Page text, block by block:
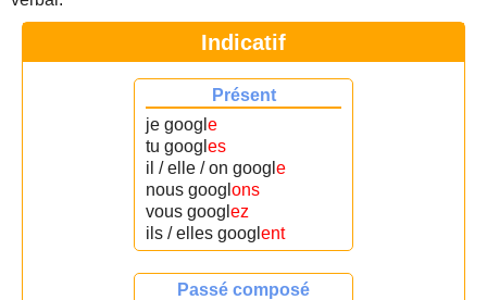
Indicatif
Présent
je googl e
tu googl es
il / elle / on googl e
nous googl ons
vous googl ez
ils / elles googl ent
Passé composé